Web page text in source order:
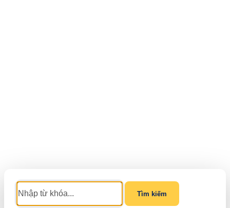
Tìm kiếm